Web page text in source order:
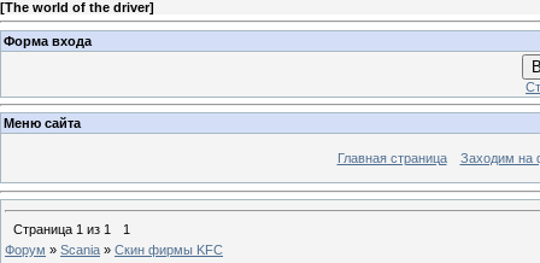
[The world of the driver]
Форма входа
Меню сайта
Главная страница Заходим на
Страница 1 из 1
1
Форум » Scania » Скин фирмы KFC